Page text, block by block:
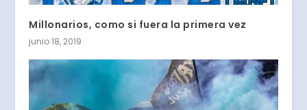
Millonarios, como si fuera la primera vez
junio 18, 2019